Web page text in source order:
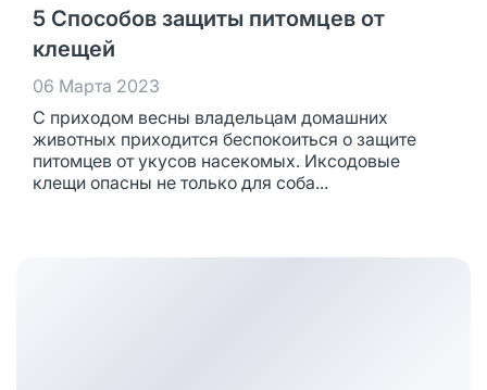
5 Способов защиты питомцев от
клещей
06 Марта 2023
С приходом весны владельцам домашних
животных приходится беспокоиться о защите
питомцев от укусов насекомых. Иксодовые
клещи опасны не только для соба...